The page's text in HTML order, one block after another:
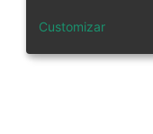
Customizar